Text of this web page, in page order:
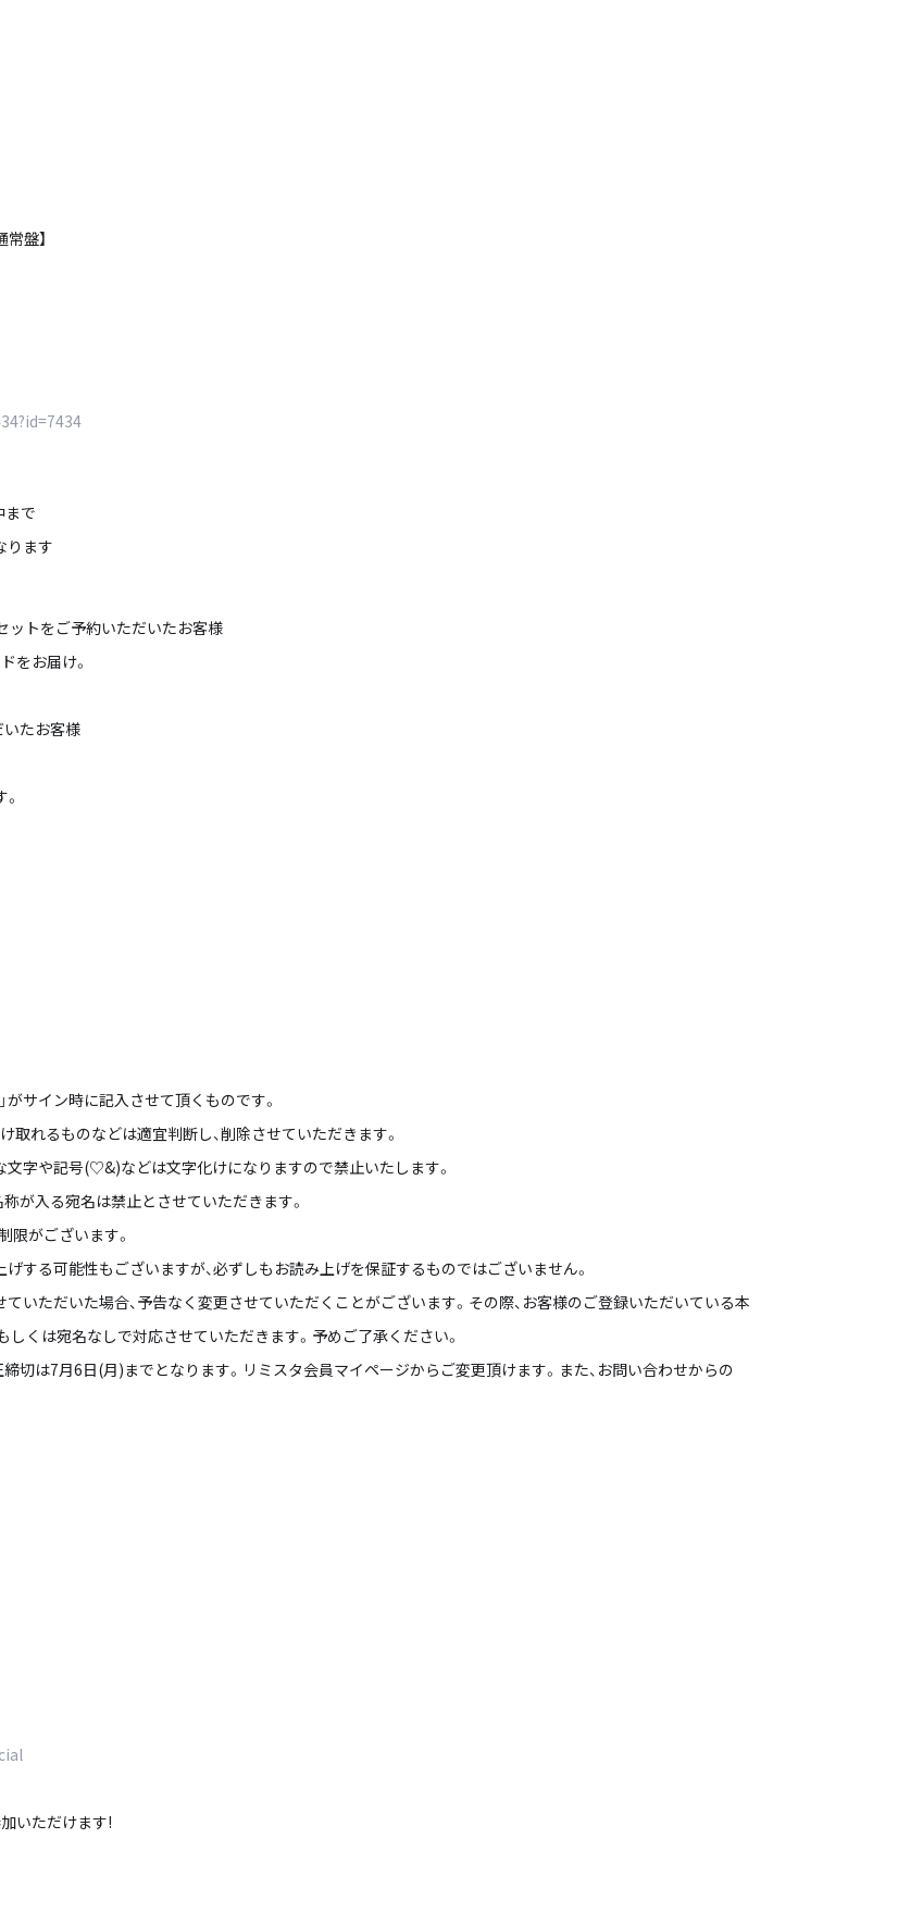
盤】
まで
ります
ットをご予約いただいたお客様
をお届け。
いたお客様
サイン時に記入させて頂くものです。
れるものなどは適宜判断し、削除させていただきます。
文字や記号(♡&)などは文字化けになりますので禁止いたします。
が入る宛名は禁止とさせていただきます。
がございます。
する可能性もございますが、必ずしもお読み上げを保証するものではございません。
いただいた場合、予告なく変更させていただくことがございます。その際、お客様のご登録いただいている本
くは宛名なしで対応させていただきます。予めご了承ください。
締切は7月6日(月)までとなります。リミスタ会員マイページからご変更頂けます。また、お問い合わせからの
いただけます!